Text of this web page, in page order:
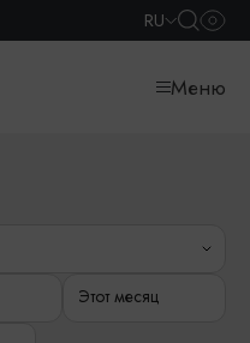
RU
Меню
Этот месяц